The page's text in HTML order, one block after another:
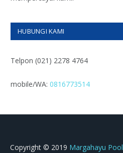
HUBUNGI KAMI
Telpon (021) 2278 4764
mobile/WA: 0816773514
Copyright © 2019 Margahayu Pool